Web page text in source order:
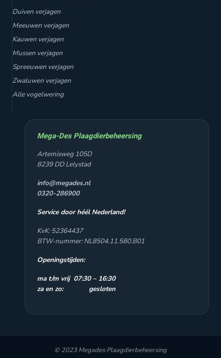
Duiven verjagen
Meeuwen verjagen
Kauwen verjagen
Mussen verjagen
Spreeuwen verjagen
Zwaluwen verjagen
Alle vogelwering
Mega-Des Plaagdierbeheersing
Artemisweg 105D
8239 DD Lelystad
info@megades.nl
0320-286900
Service door héél Nederland!
KvK: 52364437
BTW-nummer: NL8504.11.580.B01
Openingstijden:
ma t/m vrij 07:30 – 16:30
za en zo: gesloten
© 2023 Megades Plaagdierbeheersing